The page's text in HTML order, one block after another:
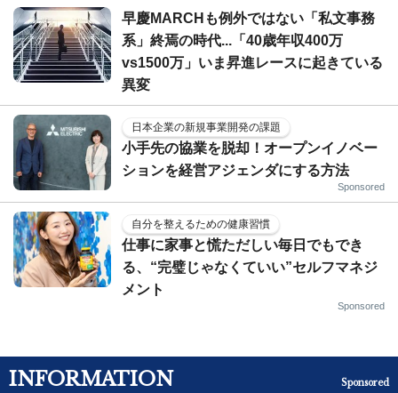
早慶MARCHも例外ではない「私文事務
系」終焉の時代...「40歳年収400万
vs1500万」いま昇進レースに起きている
異変
日本企業の新規事業開発の課題
小手先の協業を脱却！オープンイノベー
ションを経営アジェンダにする方法
Sponsored
自分を整えるための健康習慣
仕事に家事と慌ただしい毎日でもでき
る、“完璧じゃなくていい”セルフマネジ
メント
Sponsored
INFORMATION Sponsored